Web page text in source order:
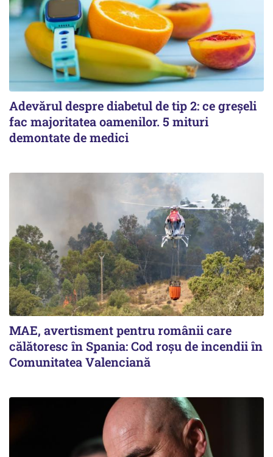
Adevărul despre diabetul de tip 2: ce greșeli
fac majoritatea oamenilor. 5 mituri
demontate de medici
MAE, avertisment pentru românii care
călătoresc în Spania: Cod roșu de incendii în
Comunitatea Valenciană